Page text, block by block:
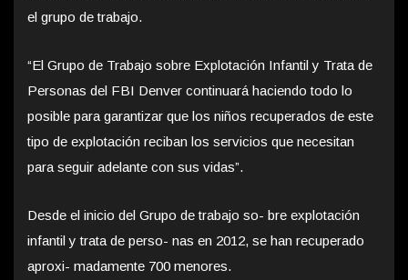
el grupo de trabajo.
“El Grupo de Trabajo sobre Explotación Infantil y Trata de
Personas del FBI Denver continuará haciendo todo lo
posible para garantizar que los niños recuperados de este
tipo de explotación reciban los servicios que necesitan
para seguir adelante con sus vidas”.
Desde el inicio del Grupo de trabajo so- bre explotación
infantil y trata de perso- nas en 2012, se han recuperado
aproxi- madamente 700 menores.